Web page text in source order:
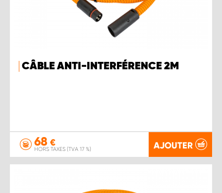
CÂBLE ANTI-INTERFÉRENCE 2M
68 €
HORS TAXES (TVA 17 %) AJOUTER